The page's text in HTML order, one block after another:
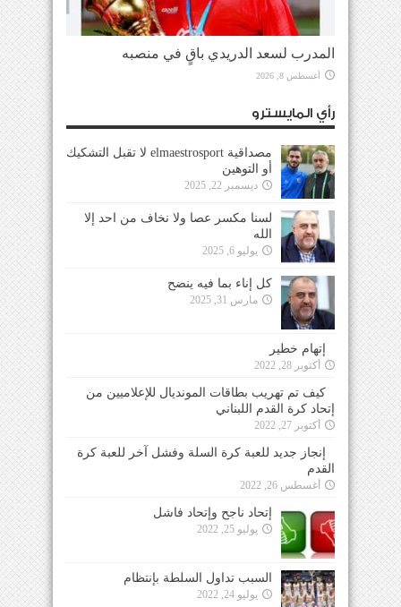
المدرب لسعد الدريدي باقٍ في منصبه
أغسطس 8, 2026
رأي المايسترو
مصداقية elmaestrosport لا تقبل التشكيك
أو التوهين
ديسمبر 22, 2025
لسنا مكسر عصا ولا نخاف من احد إلا
الله
يوليو 6, 2025
كل إناء بما فيه ينضح
مارس 31, 2025
إتهام خطير
أكتوبر 28, 2022
كيف تم تهريب بطاقات المونديال للإعلاميين من
إتحاد كرة القدم اللبناني
أكتوبر 27, 2022
إنجاز جديد للعبة كرة السلة وفشل آخر للعبة كرة
القدم
أغسطس 26, 2022
إتحاد ناجح وإتحاد فاشل
يوليو 25, 2022
السبب تداول السلطة بإنتظام
يوليو 24, 2022